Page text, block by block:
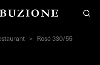
> Rosé 330/55